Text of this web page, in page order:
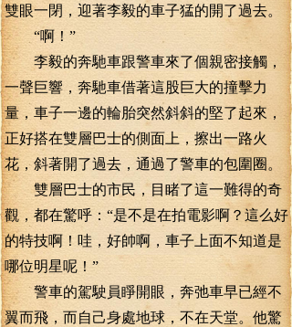
雙眼一閉，迎著李毅的車子猛的開了過去。
“啊！”
李毅的奔馳車跟警車來了個親密接觸，
一聲巨響，奔馳車借著這股巨大的撞擊力
量，車子一邊的輪胎突然斜斜的堅了起來，
正好搭在雙層巴士的側面上，擦出一路火
花，斜著開了過去，通過了警車的包圍圈。
雙層巴士的市民，目睹了這一難得的奇
觀，都在驚呼：“是不是在拍電影啊？這么好
的特技啊！哇，好帥啊，車子上面不知道是
哪位明星呢！”
警車的駕駛員睜開眼，奔弛車早已經不
翼而飛，而自己身處地球，不在天堂。他驚